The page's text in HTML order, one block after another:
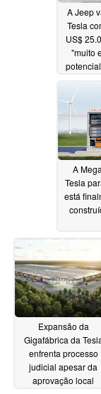
A Jeep
Tesla
US$
"muito
05/
A
Tesla
está
Expansão da
Gigafábrica da
enfrenta processo
judicial apesar da
aprovação local